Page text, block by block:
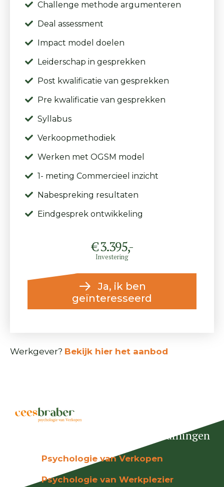
Challenge methode argumenteren
Deal assessment
Impact model doelen
Leiderschap in gesprekken
Post kwalificatie van gesprekken
Pre kwalificatie van gesprekken
Syllabus
Verkoopmethodiek
Werken met OGSM model
1- meting Commercieel inzicht
Nabespreking resultaten
Eindgesprek ontwikkeling
€ 3.395,-
Investering
Ja, ik ben
geïnteresseerd
Werkgever? Bekijk hier het aanbod
Trainingen
Psychologie van Verkopen
Psychologie van Werkplezier